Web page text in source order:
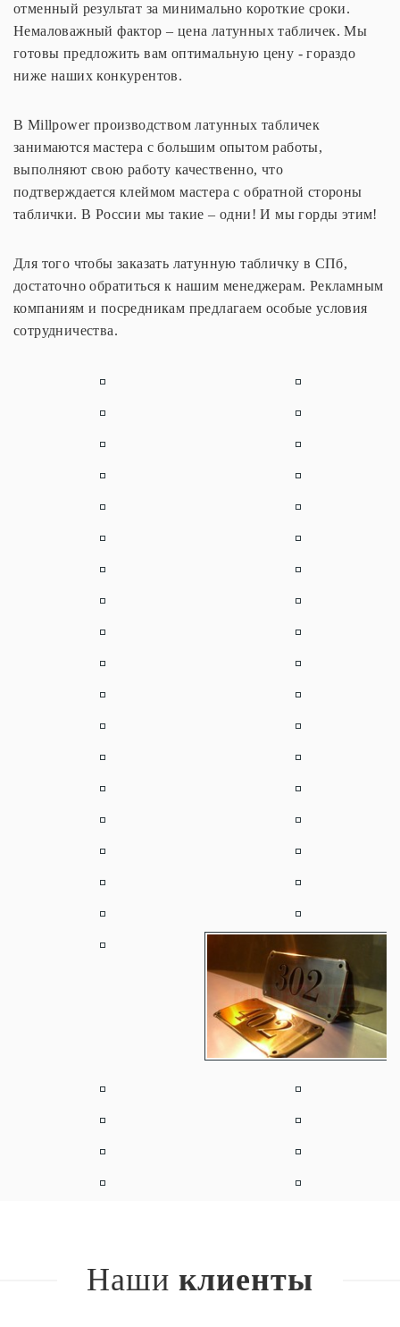
отменный результат за минимально короткие сроки.
Немаловажный фактор – цена латунных табличек. Мы
готовы предложить вам оптимальную цену - гораздо
ниже наших конкурентов.
В Millpower производством латунных табличек
занимаются мастера с большим опытом работы,
выполняют свою работу качественно, что
подтверждается клеймом мастера с обратной стороны
таблички. В России мы такие – одни! И мы горды этим!
Для того чтобы заказать латунную табличку в СПб,
достаточно обратиться к нашим менеджерам. Рекламным
компаниям и посредникам предлагаем особые условия
сотрудничества.
Наши клиенты